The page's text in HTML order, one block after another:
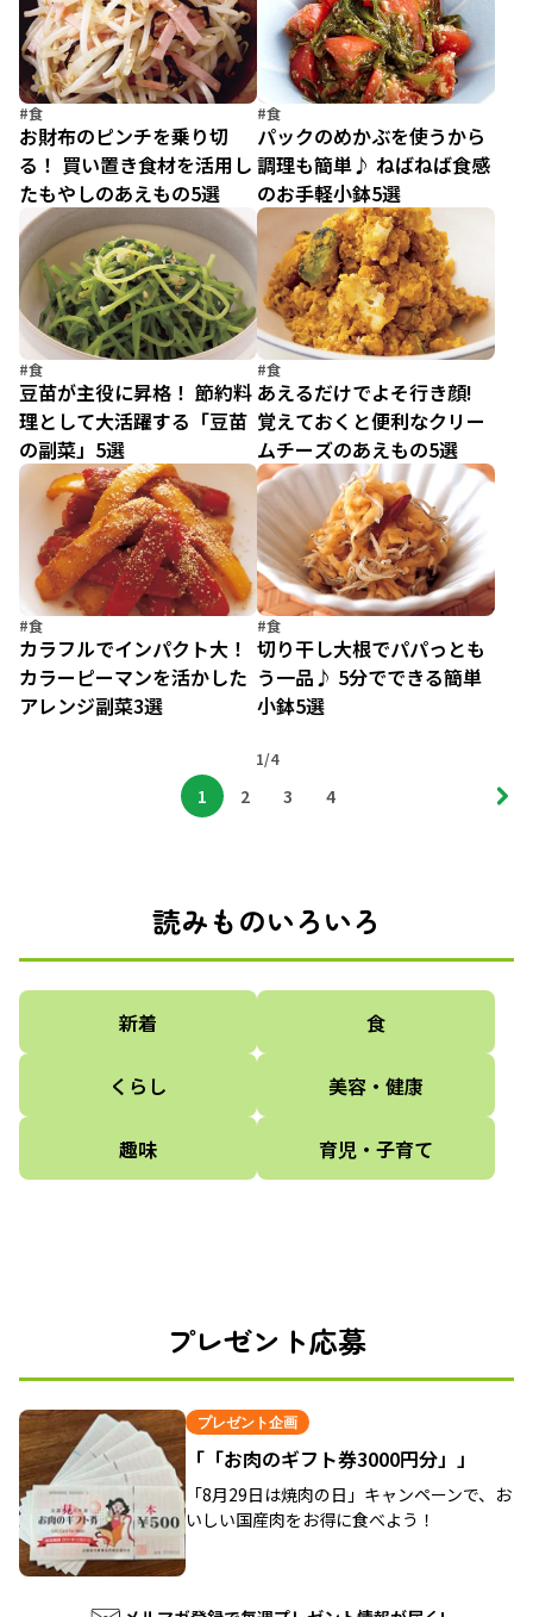
#食
お財布のピンチを乗り切
る！ 買い置き食材を活用し
たもやしのあえもの5選
#食
パックのめかぶを使うから
調理も簡単♪ ねばねば食感
のお手軽小鉢5選
#食
豆苗が主役に昇格！ 節約料
理として大活躍する「豆苗
の副菜」5選
#食
あえるだけでよそ行き顔!
覚えておくと便利なクリー
ムチーズのあえもの5選
#食
カラフルでインパクト大！
カラーピーマンを活かした
アレンジ副菜3選
#食
切り干し大根でパパっとも
う一品♪ 5分でできる簡単
小鉢5選
1/4
1 2 3 4
読みものいろいろ
新着 食
くらし 美容・健康
趣味 育児・子育て
プレゼント応募
プレゼント企画
「「お肉のギフト券3000円分」」
「8月29日は焼肉の日」キャンペーンで、お
いしい国産肉をお得に食べよう！